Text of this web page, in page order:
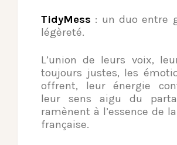
TidyMess : un duo entre
légèreté.
L’union de leurs voix,
toujours justes, les
offrent, leur énergie
leur sens aigu du
ramènent à l’essence de
française.